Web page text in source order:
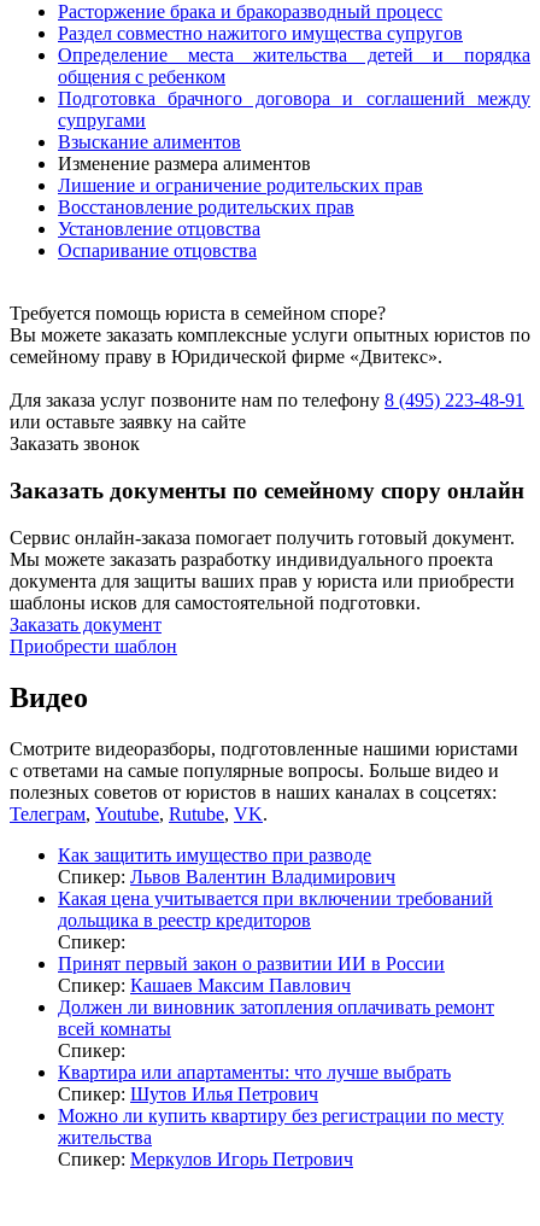
Расторжение брака и бракоразводный процесс
Раздел совместно нажитого имущества супругов
Определение места жительства детей и порядка
общения с ребенком
Подготовка брачного договора и соглашений между
супругами
Взыскание алиментов
Изменение размера алиментов
Лишение и ограничение родительских прав
Восстановление родительских прав
Установление отцовства
Оспаривание отцовства
Требуется помощь юриста в семейном споре?
Вы можете заказать комплексные услуги опытных юристов по
семейному праву в Юридической фирме «Двитекс».
Для заказа услуг позвоните нам по телефону 8 (495) 223-48-91
или оставьте заявку на сайте
Заказать звонок
Заказать документы по семейному спору онлайн
Сервис онлайн-заказа помогает получить готовый документ.
Мы можете заказать разработку индивидуального проекта
документа для защиты ваших прав у юриста или приобрести
шаблоны исков для самостоятельной подготовки.
Заказать документ
Приобрести шаблон
Видео
Смотрите видеоразборы, подготовленные нашими юристами
с ответами на самые популярные вопросы. Больше видео и
полезных советов от юристов в наших каналах в соцсетях:
Телеграм, Youtube, Rutube, VK.
Как защитить имущество при разводе
Спикер: Львов Валентин Владимирович
Какая цена учитывается при включении требований
дольщика в реестр кредиторов
Спикер:
Принят первый закон о развитии ИИ в России
Спикер: Кашаев Максим Павлович
Должен ли виновник затопления оплачивать ремонт
всей комнаты
Спикер:
Квартира или апартаменты: что лучше выбрать
Спикер: Шутов Илья Петрович
Можно ли купить квартиру без регистрации по месту
жительства
Спикер: Меркулов Игорь Петрович